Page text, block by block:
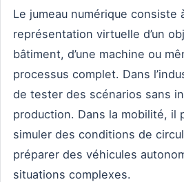
Le jumeau numérique consiste
représentation virtuelle d’un
bâtiment, d’une machine ou
processus complet. Dans
de tester des scénarios sans
production. Dans la mobilité, il
simuler des conditions de
préparer des véhicules
situations complexes.